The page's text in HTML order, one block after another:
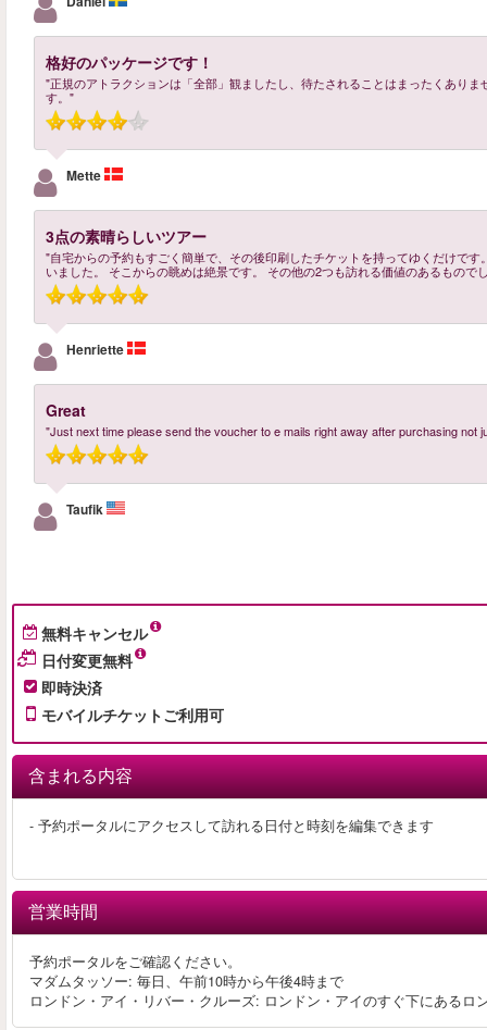
格好のパッケージです！
"正規のアトラクションは「全部」観ましたし、待たされることはまったくあり
す。"
Mette
3点の素晴らしいツアー
"自宅からの予約もすごく簡単で、その後印刷したチケットを持ってゆくだけで
いました。 そこからの眺めは絶景です。 その他の2つも訪れる価値のあるもので
Henriette
Great
"Just next time please send the voucher to e mails right away after purchasing not
Taufik
無料キャンセル
日付変更無料
即時決済
モバイルチケットご利用可
含まれる内容
- 予約ポータルにアクセスして訪れる日付と時刻を編集できます
営業時間
予約ポータルをご確認ください。
マダムタッソー: 毎日、午前10時から午後4時まで
ロンドン・アイ・リバー・クルーズ: ロンドン・アイのすぐ下にある